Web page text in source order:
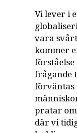
Vi lever i
vara
kommer
frågande
förväntas
pratar
där vi